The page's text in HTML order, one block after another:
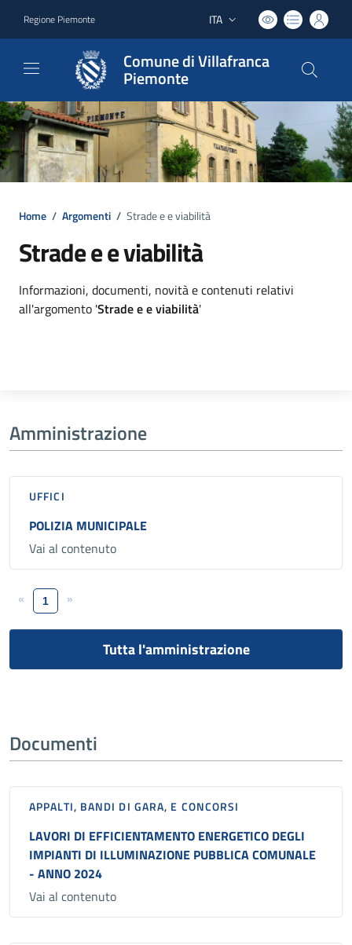
Regione Piemonte Lingua attiva:
ITA
Comune di Villafranca
Piemonte
Home / Argomenti / Strade e e viabilità
Strade e e viabilità
Dettagli argomento
Informazioni, documenti, novità e contenuti relativi
all'argomento 'Strade e e viabilità'
Amministrazione
UFFICI
POLIZIA MUNICIPALE
Vai al contenuto
« 1 »
Tutta l'amministrazione
Documenti
APPALTI, BANDI DI GARA, E CONCORSI
LAVORI DI EFFICIENTAMENTO ENERGETICO DEGLI
IMPIANTI DI ILLUMINAZIONE PUBBLICA COMUNALE
- ANNO 2024
Vai al contenuto